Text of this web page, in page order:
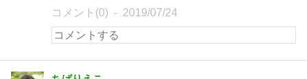
コメント(0) 2019/07/24